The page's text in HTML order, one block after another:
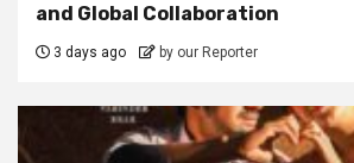
and Global Collaboration
3 days ago by our Reporter